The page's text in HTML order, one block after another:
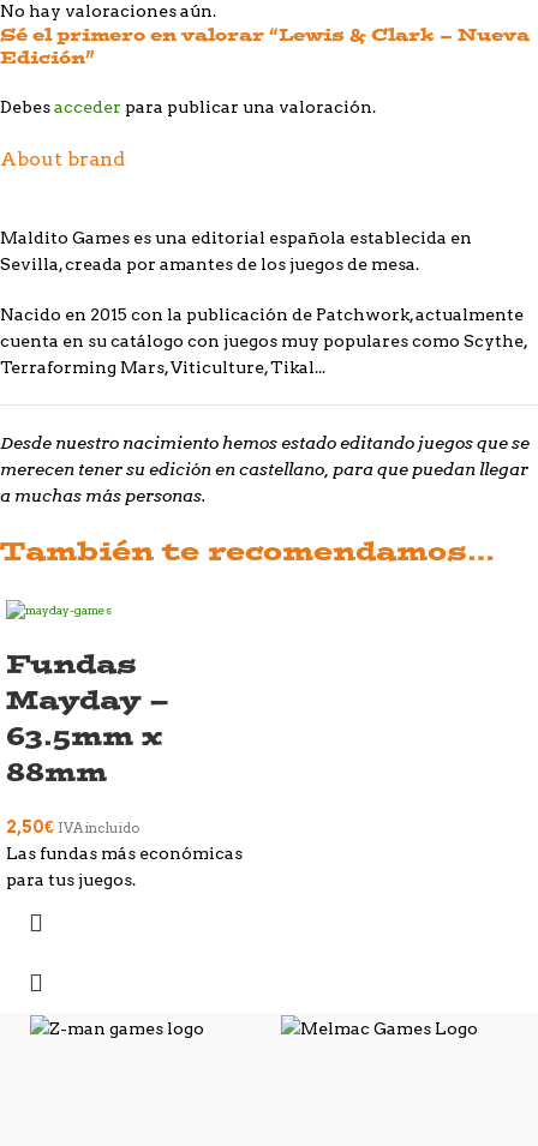
No hay valoraciones aún.
Sé el primero en valorar “Lewis & Clark – Nueva
Edición”
Debesacceder para publicar una valoración.
About brand
Maldito Games es una editorial española establecida en
Sevilla, creada por amantes de los juegos de mesa.
Nacido en 2015 con la publicación de Patchwork, actualmente
cuenta en su catálogo con juegos muy populares como Scythe,
Terraforming Mars, Viticulture, Tikal...
Desde nuestro nacimiento hemos estado editando juegos que se
merecen tener su edición en castellano, para que puedan llegar
a muchas más personas.
También te recomendamos…
Fundas
Mayday –
63.5mm x
88mm
2,50€ IVA incluido
Las fundas más económicas
para tus juegos.